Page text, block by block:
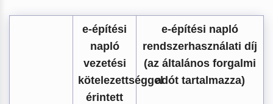
e-építési
napló
vezetési
kötelezettséggel
érintett
e-építési napló
rendszerhasználati díj
(az általános forgalmi
adót tartalmazza)